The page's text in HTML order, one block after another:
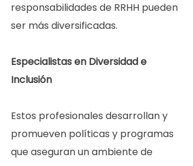
responsabilidades de RRHH pueden
ser más diversificadas.
Especialistas en Diversidad e
Inclusión
Estos profesionales desarrollan y
promueven políticas y programas
que aseguran un ambiente de